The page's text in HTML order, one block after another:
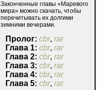
Законченные главы «Маревого
мира» можно скачать, чтобы
перечитывать их долгими
зимними вечерами.
Пролог: cbr, rar
Глава 1: cbr, rar
Глава 2: cbr, rar
Глава 3: cbr, rar
Глава 4: cbr, rar
Глава 5: cbr, rar